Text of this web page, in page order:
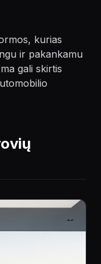
kurias
ir pakankamu
gali skirtis